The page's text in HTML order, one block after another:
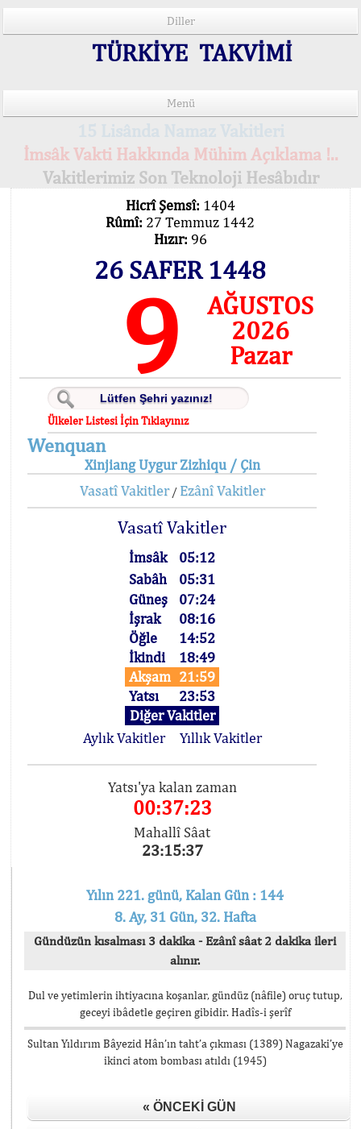
Diller
TÜRKİYE TAKVİMİ
Menü
İmsâk Vakti Hakkında Mühim Açıklama !..
Vakitlerimiz Son Teknoloji Hesâbıdır
Hicrî Şemsî: 1404
Rûmî: 27 Temmuz 1442
Hızır: 96
26 SAFER 1448
9
AĞUSTOS
2026
Pazar
Ülkeler Listesi İçin Tıklayınız
Wenquan
Xinjiang Uygur Zizhiqu / Çin
Vasatî Vakitler/ Ezânî Vakitler
Vasatî Vakitler
İmsâk
05:12
Sabâh
05:31
Güneş
07:24
İşrak
08:16
Öğle
14:52
İkindi
18:49
Akşam 21:59
Yatsı
23:53
Diğer Vakitler
Aylık Vakitler
Yıllık Vakitler
Yatsı'ya kalan zaman
00:37:23
Mahallî Sâat
23:15:37
Yılın 221. günü, Kalan Gün : 144
8. Ay, 31 Gün, 32. Hafta
Gündüzün kısalması 3 dakika - Ezânî sâat 2 dakika ileri
alınır.
Dul ve yetimlerin ihtiyacına koşanlar, gündüz (nâfile) oruç tutup,
geceyi ibâdetle geçiren gibidir. Hadîs-i şerîf
Sultan Yıldırım Bâyezid Hân’ın taht’a çıkması (1389) Nagazaki’ye
ikinci atom bombası atıldı (1945)
« ÖNCEKI GÜN